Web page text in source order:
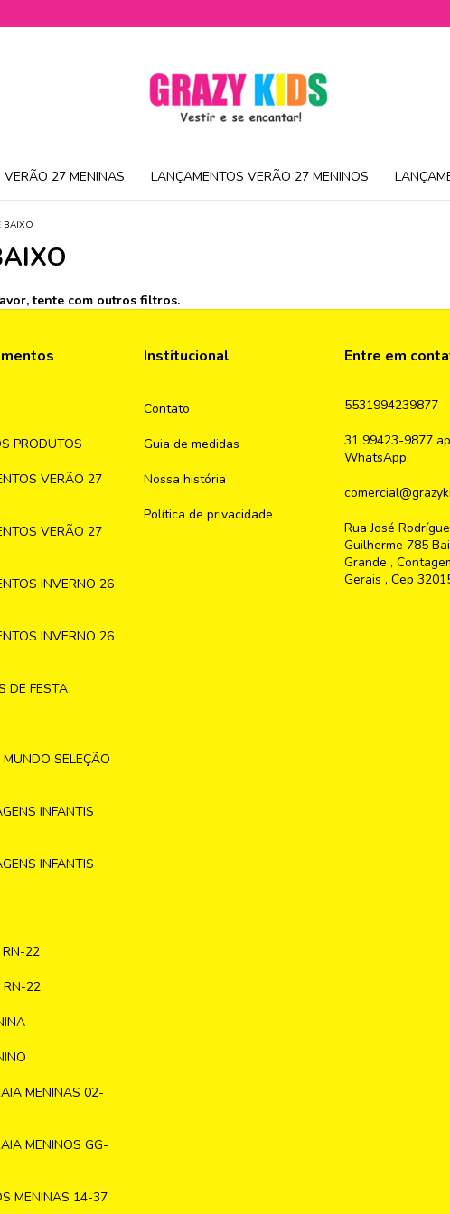
27 MENINAS LANÇAMENTOS VERÃO 27 MENINOS
BAIXO
tente com outros filtros.
PRODUTOS
VERÃO 27
VERÃO 27
INVERNO 26
INVERNO 26
DE FESTA
SELEÇÃO
INFANTIS
INFANTIS
RN-22
RN-22
MENINAS 02-
MENINOS GG-
MENINAS 14-37
Institucional
Contato
Guia de medidas
Nossa história
Política de privacidade
Entre em
5531994239877
31 99423-9877
WhatsApp.
Rua José
Guilherme 785
Grande ,
Gerais , Cep